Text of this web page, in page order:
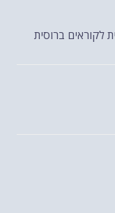
לקוראים ברוסית